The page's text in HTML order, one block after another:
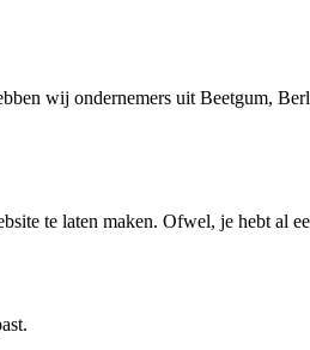
wij ondernemers uit Beetgum,
te laten maken. Ofwel, je hebt al